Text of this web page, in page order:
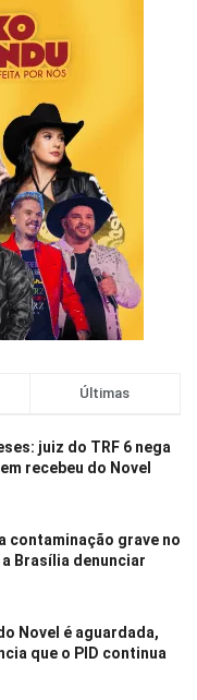
Últimas
juiz do TRF 6 nega
recebeu do Novel
contaminação grave no
Brasília denunciar
Novel é aguardada,
que o PID continua